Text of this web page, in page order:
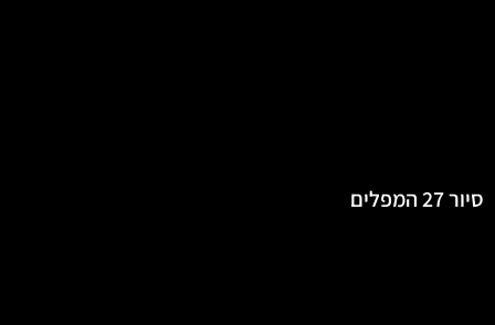
סיור 27 המפלים